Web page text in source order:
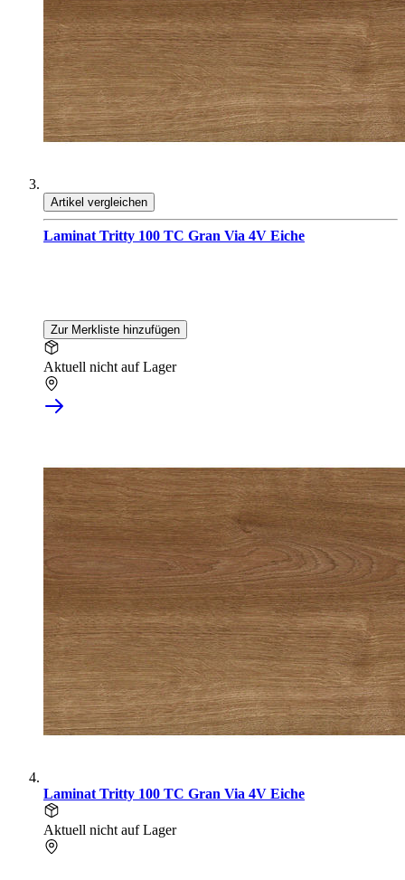
Artikel vergleichen
Laminat Tritty 100 TC Gran Via 4V Eiche
Zur Merkliste hinzufügen
Aktuell nicht auf Lager
Laminat Tritty 100 TC Gran Via 4V Eiche
Aktuell nicht auf Lager